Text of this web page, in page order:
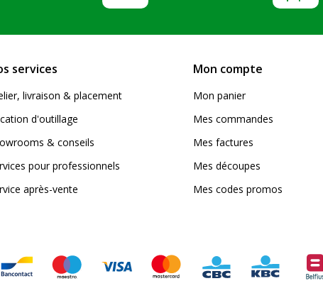
services
livraison & placement
d'outillage
& conseils
pour professionnels
après-vente
Mon compte
Mon panier
Mes commandes
Mes factures
Mes découpes
Mes codes promos